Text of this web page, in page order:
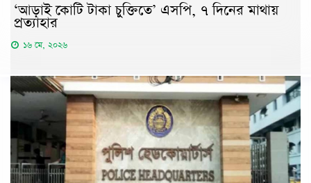
‘আড়াই কোটি টাকা চুক্তিতে’ এসপি, ৭ দিনের মাথায়
প্রত্যাহার
১৬ মে, ২০২৬